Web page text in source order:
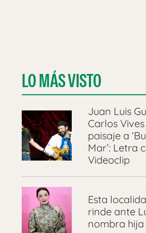
LO MÁS VISTO
Juan Luis
Carlos
paisaje a
Mar’: Letra
Videoclip
Esta
rinde ante
nombra